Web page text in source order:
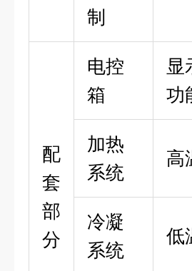
制
配
套
部
分
电控
箱
显
功
加热
系统
高
冷凝
系统
低